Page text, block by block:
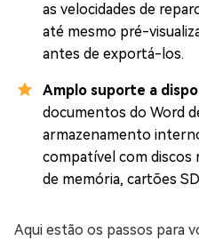
as velocidades de
até mesmo pré-
antes de exportá-los.
Amplo suporte a
documentos do Word
armazenamento
compatível com discos
de memória, cartões
Aqui estão os passos para